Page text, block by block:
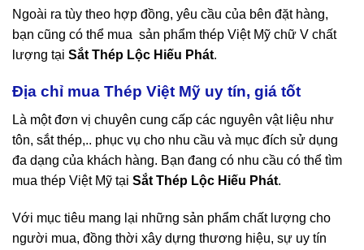
Ngoài ra tùy theo hợp đồng, yêu cầu của bên đặt hàng,
bạn cũng có thể mua sản phẩm thép ViệtMỹ chữ V chất
lượng tại Sắt Thép Lộc Hiếu Phát.
Địa chỉ mua Thép Việt Mỹ uy tín, giá tốt
Là một đơn vị chuyên cung cấp các nguyên vật liệu như
tôn, sắt thép,.. phục vụ cho nhu cầu và mục đích sử dụng
đa dạng của khách hàng. Bạn đang có nhu cầu có thể tìm
mua thép ViệtMỹ tại Sắt Thép Lộc Hiếu Phát.
Với mục tiêu mang lại những sản phẩm chất lượng cho
người mua, đồng thời xây dựng thương hiệu, sự uy tín